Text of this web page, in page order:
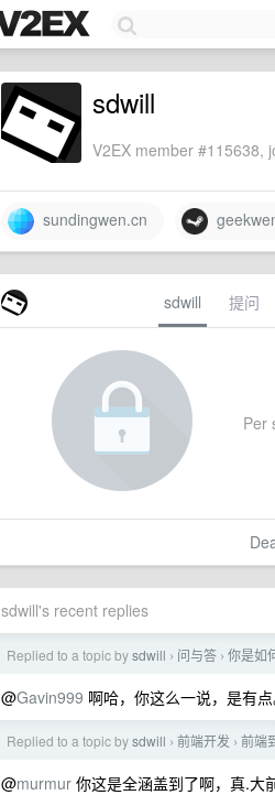
sdwill
V2EX member #115638,
sundingwen.cn
sdwill 提问
Per
sdwill's recent replies
Replied to a topic bysdwill › 问与答 › 你是如
@Gavin999 啊哈，你这么一说，是有
Replied to a topic bysdwill › 前端开发 › 前端
@murmur 你这是全涵盖到了啊，真.大